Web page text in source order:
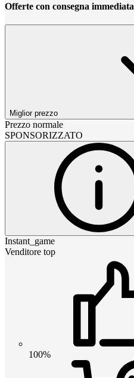
Offerte con consegna immediata
Miglior prezzo
Prezzo normale
SPONSORIZZATO
Instant_game
Venditore top
100%